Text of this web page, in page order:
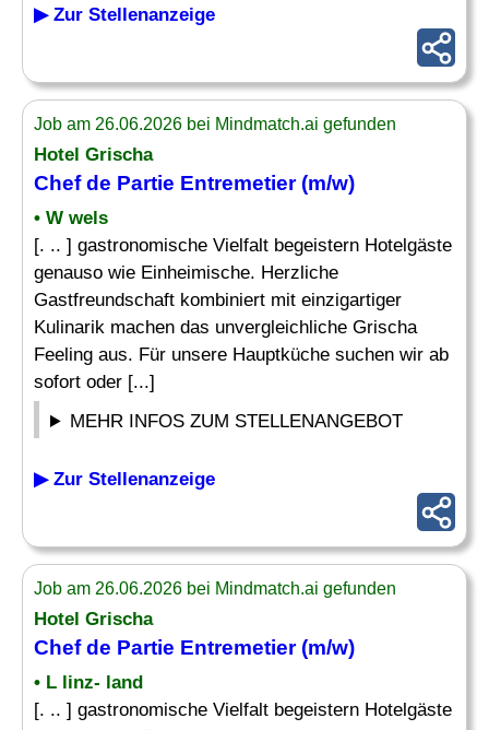
▶ Zur Stellenanzeige
Job am 26.06.2026 bei Mindmatch.ai gefunden
Hotel Grischa
Chefde Partie Entremetier(m/w)
• W wels
[. .. ] gastronomische Vielfalt begeistern Hotelgäste
genauso wie Einheimische. Herzliche
Gastfreundschaft kombiniert mit einzigartiger
Kulinarik machen das unvergleichliche Grischa
Feeling aus. Für unsere Hauptküche suchen wir ab
sofort oder [...]
MEHR INFOS ZUM STELLENANGEBOT
▶ Zur Stellenanzeige
Job am 26.06.2026 bei Mindmatch.ai gefunden
Hotel Grischa
Chefde Partie Entremetier(m/w)
• L linz- land
[. .. ] gastronomische Vielfalt begeistern Hotelgäste